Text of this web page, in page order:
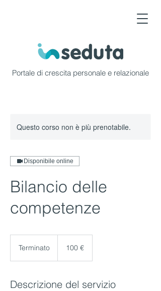
Portale di crescita personale e relazionale
Questo corso non è più prenotabile.
Disponibile online
Bilancio delle
competenze
Terminato
i
100 €
Descrizione del servizio